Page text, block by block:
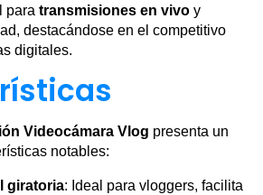
para transmisiones en vivo y
destacándose en el competitivo
digitales.
Videocámara Vlog presenta un
notables:
giratoria: Ideal para vloggers, facilita